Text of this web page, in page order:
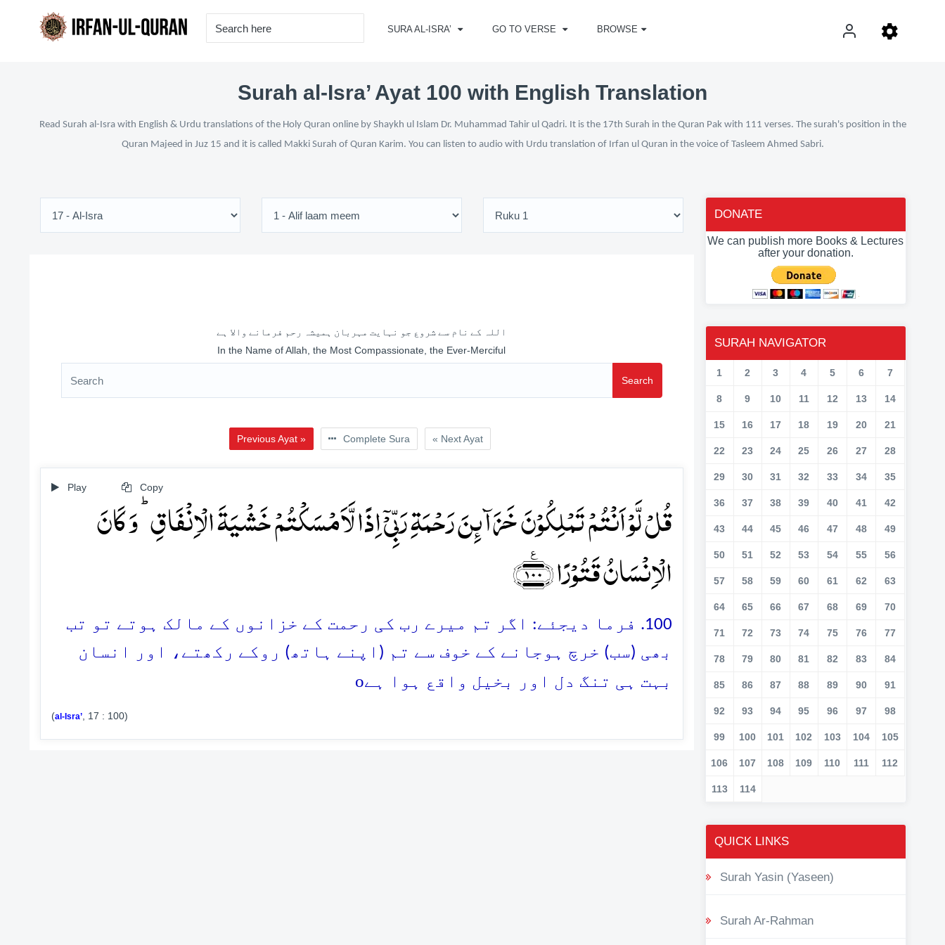
SURA AL-ISRA’ GO TO VERSE BROWSE
Surah al-Isra’ Ayat 100 with English Translation
Read Surah al-Isra with English & Urdu translations of the Holy Quran online by Shaykh ul Islam Dr. Muhammad Tahir ul Qadri. It is the 17th Surah in the Quran Pak with 111 verses. The surah's position in the
Quran Majeed in Juz 15 and it is called Makki Surah of Quran Karim. You can listen to audio with Urdu translation of Irfan ul Quran in the voice of Tasleem Ahmed Sabri.
اللہ کے نام سے شروع جو نہایت مہربان ہمیشہ رحم فرمانے والا ہے
In the Name of Allah, the Most Compassionate, the Ever-Merciful
Search
Previous Ayat » Complete Sura « Next Ayat
Play Copy
قُلۡ لَّوۡ اَنۡتُمۡ تَمۡلِکُوۡنَ خَزَآئِنَ رَحۡمَۃِ رَبِّیۡۤ اِذًا لَّاَمۡسَکۡتُمۡ خَشۡیَۃَ الۡاِنۡفَاقِ ؕ وَ کَانَ
الۡاِنۡسَانُ قَتُوۡرًا ﴿۱۰۰﴾٪
100. فرما دیجئے: اگر تم میرے رب کی رحمت کے خزانوں کے مالک ہوتے تو تب
بھی (سب) خرچ ہوجانے کے خوف سے تم (اپنے ہاتھ) روکے رکھتے، اور انسان
بہت ہی تنگ دل اور بخیل واقع ہوا ہےo
(al-Isra’, 17 : 100)
DONATE
We can publish more Books & Lectures
after your donation.
SURAH NAVIGATOR
1 2 3 4 5 6 7
8 9 10 11 12 13 14
15 16 17 18 19 20 21
22 23 24 25 26 27 28
29 30 31 32 33 34 35
36 37 38 39 40 41 42
43 44 45 46 47 48 49
50 51 52 53 54 55 56
57 58 59 60 61 62 63
64 65 66 67 68 69 70
71 72 73 74 75 76 77
78 79 80 81 82 83 84
85 86 87 88 89 90 91
92 93 94 95 96 97 98
99 100 101 102 103 104 105
106 107 108 109 110 111 112
113 114
QUICK LINKS
Surah Yasin (Yaseen)
Surah Ar-Rahman